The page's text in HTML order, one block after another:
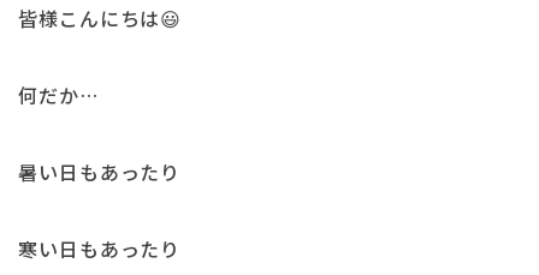
皆様こんにちは😃
何だか…
暑い日もあったり
寒い日もあったり